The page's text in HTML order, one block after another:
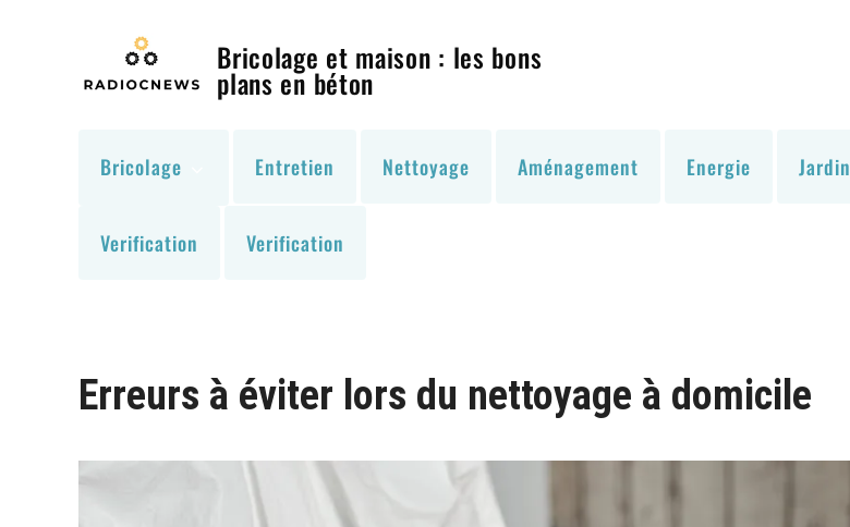
Bricolage et maison : les bons
plans en béton
Bricolage Entretien Nettoyage Aménagement Energie Jardin
Verification Verification
Erreurs à éviter lors du nettoyage à domicile